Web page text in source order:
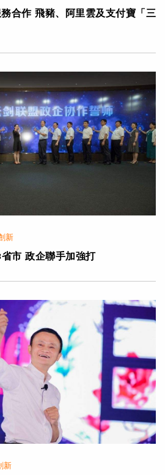
合作 飛豬、阿里雲及支付寶「三
新
省市 政企聯手加強打
新